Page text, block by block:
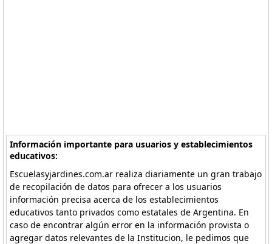
Información importante para usuarios y establecimientos
educativos:
Escuelasyjardines.com.ar realiza diariamente un gran trabajo
de recopilación de datos para ofrecer a los usuarios
información precisa acerca de los establecimientos
educativos tanto privados como estatales de Argentina. En
caso de encontrar algún error en la información provista o
agregar datos relevantes de la Institucion, le pedimos que